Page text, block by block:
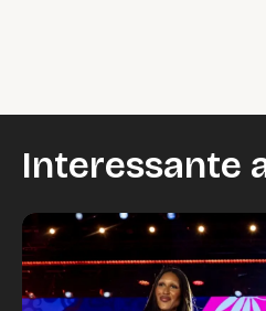
Wijzig cookie
Interessante